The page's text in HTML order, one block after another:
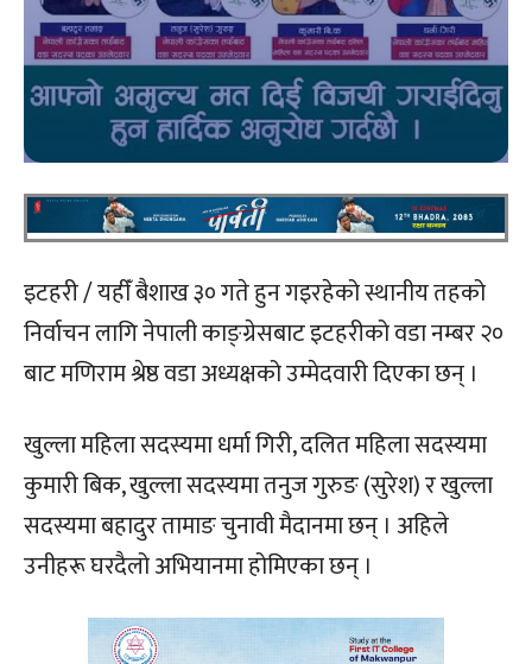
इटहरी / यहीँ बैशाख ३० गते हुन गइरहेको स्थानीय तहको
निर्वाचन लागि नेपाली काङ्ग्रेसबाट इटहरीको वडा नम्बर २०
बाट मणिराम श्रेष्ठ वडा अध्यक्षको उम्मेदवारी दिएका छन् ।
खुल्ला महिला सदस्यमा धर्मा गिरी, दलित महिला सदस्यमा
कुमारी बिक, खुल्ला सदस्यमा तनुज गुरुङ (सुरेश) र खुल्ला
सदस्यमा बहादुर तामाङ चुनावी मैदानमा छन् । अहिले
उनीहरू घरदैलो अभियानमा होमिएका छन् ।